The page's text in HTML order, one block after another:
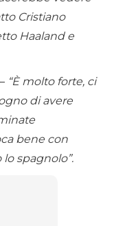
Cristiano
Haaland e
– “È molto forte, ci
di avere
bene con
spagnolo”.